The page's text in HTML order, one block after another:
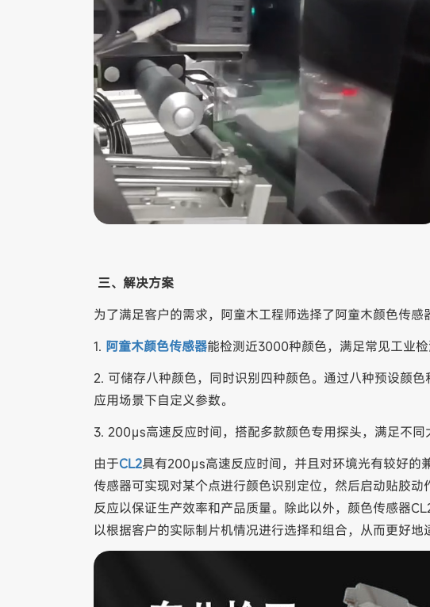
三、解决方案
为了满足客户的需求，阿童木工程师选择了阿童木颜色传感
1. 阿童木颜色传感器能检测近3000种颜色，满足常见工业检
2. 可储存八种颜色，同时识别四种颜色。通过八种预设颜
应用场景下自定义参数。
3. 200μs高速反应时间，搭配多款颜色专用探头，满足不同
由于CL2具有200μs高速反应时间，并且对环境光有较好的
传感器可实现对某个点进行颜色识别定位，然后启动贴胶
反应以保证生产效率和产品质量。除此以外，颜色传感器
以根据客户的实际制片机情况进行选择和组合，从而更好地